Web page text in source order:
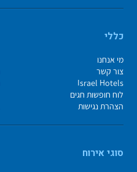
כללי
מי אנחנו
צור קשר
Israel Hotels
לוח חופשות חגים
הצהרת נגישות
סוגי אירוח